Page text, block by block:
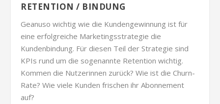
RETENTION / BINDUNG
Geanuso wichtig wie die Kundengewinnung ist für
eine erfolgreiche Marketingsstrategie die
Kundenbindung. Für diesen Teil der Strategie sind
KPIs rund um die sogenannte Retention wichtig.
Kommen die Nutzerinnen zurück? Wie ist die Churn-
Rate? Wie viele Kunden frischen ihr Abonnement
auf?